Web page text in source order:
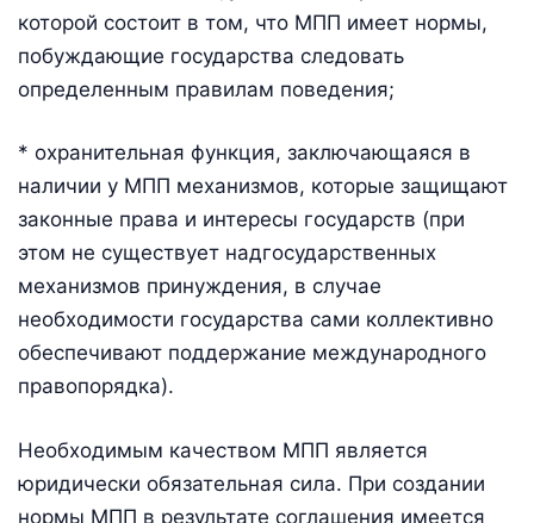
которой состоит в том, что МПП имеет нормы,
побуждающие государства следовать
определенным правилам поведения;
* охранительная функция, заключающаяся в
наличии у МПП механизмов, которые защищают
законные права и интересы государств (при
этом не существует надгосударственных
механизмов принуждения, в случае
необходимости государства сами коллективно
обеспечивают поддержание международного
правопорядка).
Необходимым качеством МПП является
юридически обязательная сила. При создании
нормы МПП в результате соглашения имеется